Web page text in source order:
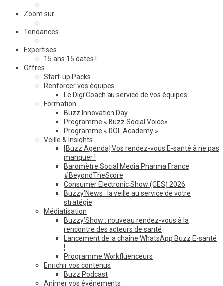
Zoom sur …
Tendances
Expertises
15 ans 15 dates !
Offres
Start-up Packs
Renforcer vos équipes
Le Digi’Coach au service de vos équipes
Formation
Buzz Innovation Day
Programme « Buzz Social Voice»
Programme « DOL Academy »
Veille & Insights
[Buzz Agenda] Vos rendez-vous E-santé à ne pas
manquer !
Baromètre Social Media Pharma France
#BeyondTheScore
Consumer Electronic Show (CES) 2026
Buzzy’News : la veille au service de votre
stratégie
Médiatisation
Buzzy’Show : nouveau rendez-vous à la
rencontre des acteurs de santé
Lancement de la chaîne WhatsApp Buzz E-santé
!
Programme Workfluenceurs
Enrichir vos contenus
Buzz Podcast
Animer vos événements